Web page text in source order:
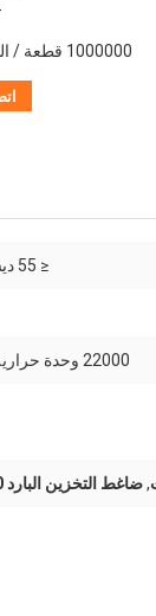
1000000 قطعة / السنة
≤ 55 ديسيبل ((A)
22000 وحدة حرارية بريطانية
,ضاغط التخزين البارد 240 فولت